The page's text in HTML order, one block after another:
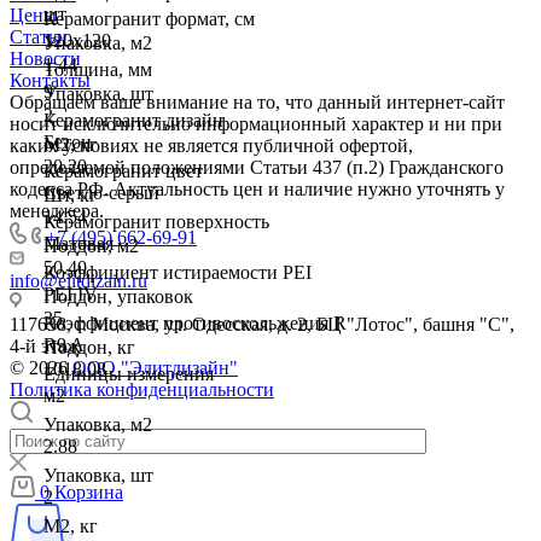
шт
Упаковка, м2
1.44
Упаковка, шт
2
М2, кг
20.20
Шт, кг
14.54
Поддон, м2
50.40
Поддон, упаковок
35
Поддон, кг
1018.08
Керамогранит формат, см
120х120
Толщина, мм
9
Керамогранит дизайн
Бетон
Керамогранит цвет
Светло-серый
Керамогранит поверхность
Матовая
Коэффициент истираемости PEI
PEI IV
Коэффициент противоскольжения R
R9 A
Единицы измерения
м2
Упаковка, м2
2.88
Упаковка, шт
2
М2, кг
Цены
Статьи
Новости
Контакты
Обращаем ваше внимание на то, что данный интернет-сайт
носит исключительно информационный характер и ни при
каких условиях не является публичной офертой,
определяемой положениями Статьи 437 (п.2) Гражданского
кодекса РФ. Актуальность цен и наличие нужно уточнять у
менеджера.
+7 (495) 662-69-91
info@elitdizain.ru
117638, г. Москва, ул. Одесская, д. 2, БЦ "Лотос", башня "С",
4-й этаж
© 2026ООО "Элитдизайн"
Политика конфиденциальности
0 Корзина